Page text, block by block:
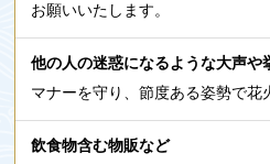
お願いいたします。
他の人の迷惑になるような大声や
マナーを守り、節度ある姿勢で花
飲食物含む物販など